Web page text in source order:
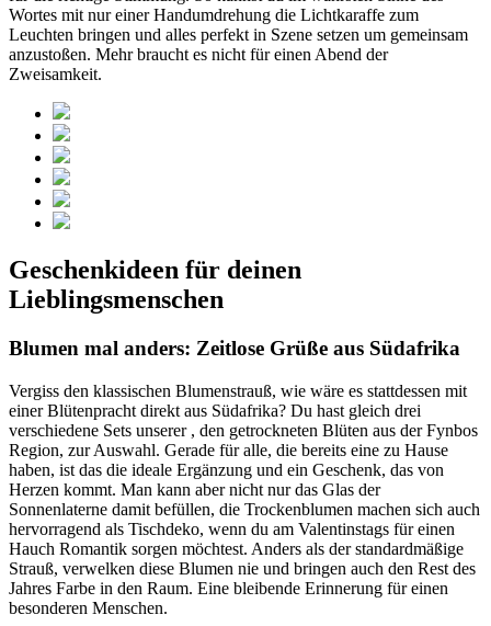
Wortes mit nur einer Handumdrehung die Lichtkaraffe zum
Leuchten bringen und alles perfekt in Szene setzen um gemeinsam
anzustoßen. Mehr braucht es nicht für einen Abend der
Zweisamkeit.
Geschenkideen für deinen
Lieblingsmenschen
Blumen mal anders: Zeitlose Grüße aus Südafrika
Vergiss den klassischen Blumenstrauß, wie wäre es stattdessen mit
einer Blütenpracht direkt aus Südafrika? Du hast gleich drei
verschiedene Sets unserer , den getrockneten Blüten aus der Fynbos
Region, zur Auswahl. Gerade für alle, die bereits eine zu Hause
haben, ist das die ideale Ergänzung und ein Geschenk, das von
Herzen kommt. Man kann aber nicht nur das Glas der
Sonnenlaterne damit befüllen, die Trockenblumen machen sich auch
hervorragend als Tischdeko, wenn du am Valentinstags für einen
Hauch Romantik sorgen möchtest. Anders als der standardmäßige
Strauß, verwelken diese Blumen nie und bringen auch den Rest des
Jahres Farbe in den Raum. Eine bleibende Erinnerung für einen
besonderen Menschen.